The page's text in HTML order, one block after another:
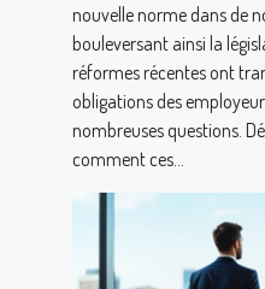
nouvelle norme dans de
bouleversant ainsi la
réformes récentes ont
obligations des
nombreuses questions.
comment ces...